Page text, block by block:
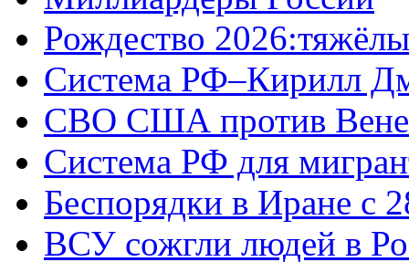
Рождество
Система РФ–Кирилл
СВО США против
Система РФ для
Беспорядки в Иране с
ВСУ сожгли людей в